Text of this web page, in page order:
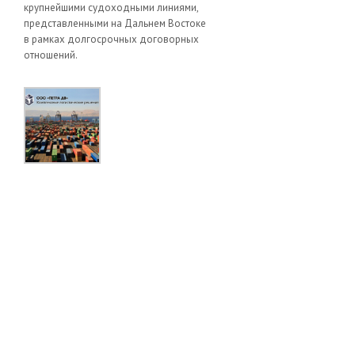
крупнейшими судоходными линиями,
представленными на Дальнем Востоке
в рамках долгосрочных договорных
отношений.